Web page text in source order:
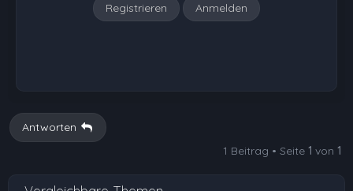
Registrieren Anmelden
Antworten
1 Beitrag • Seite 1 von 1